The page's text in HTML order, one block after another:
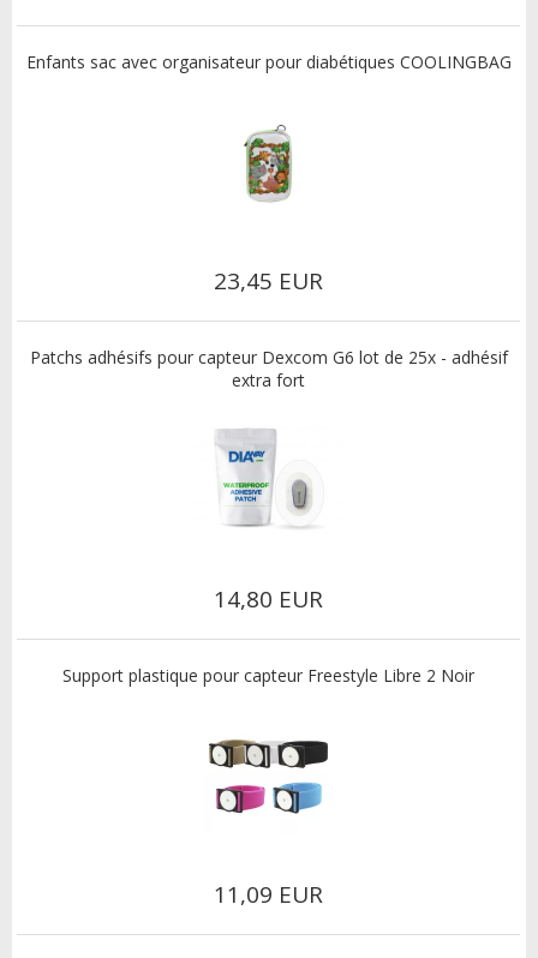
Enfants sac avec organisateur pour diabétiques COOLINGBAG
23,45 EUR
Patchs adhésifs pour capteur Dexcom G6 lot de 25x - adhésif
extra fort
14,80 EUR
Support plastique pour capteur Freestyle Libre 2 Noir
11,09 EUR